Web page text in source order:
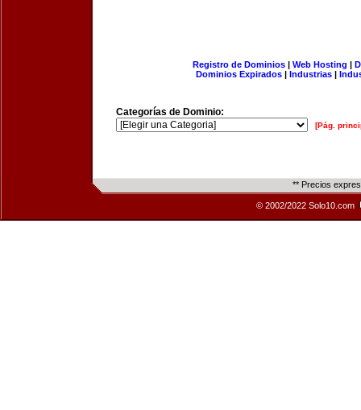
Registro de Dominios| Web Hosting |
Dominios Expirados | Industrias |
Categorías de Dominio:
[Pág.
** Precios
© 2002/2022 Solo10.com